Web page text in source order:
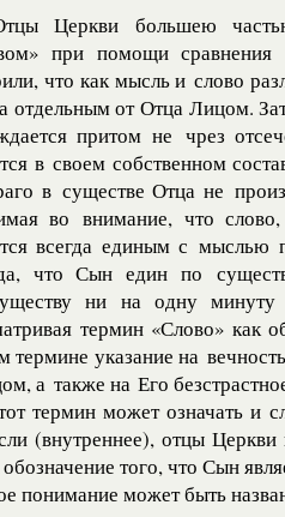
Церкви большею
при помощи сравнения
что как мысль и слово
отдельным от Отца Лицом.
притом не чрез
в своем собственном
в существе Отца не
во внимание, что
всегда единым с
что Сын един по
ни на одну
термин «Слово» как
термине указание на
а также на Его
термин может означать и
(внутреннее), отцы
того, что Сын
понимание может быть